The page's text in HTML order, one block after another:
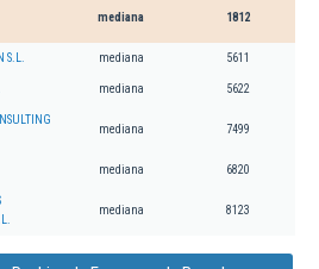
mediana 1812
S.L. mediana 5611
mediana 5622
mediana 7499
mediana 6820
mediana 8123